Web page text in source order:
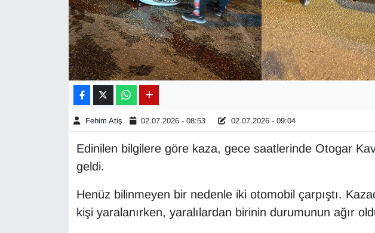
Fehim Atiş 02.07.2026 - 08:53 02.07.2026 - 09:04
Edinilen bilgilere göre kaza, gece saatlerinde Otogar
geldi.
Henüz bilinmeyen bir nedenle iki otomobil çarpıştı.
kişi yaralanırken, yaralılardan birinin durumunun ağır
En çok konuşulanlar
GENEL
Gündem